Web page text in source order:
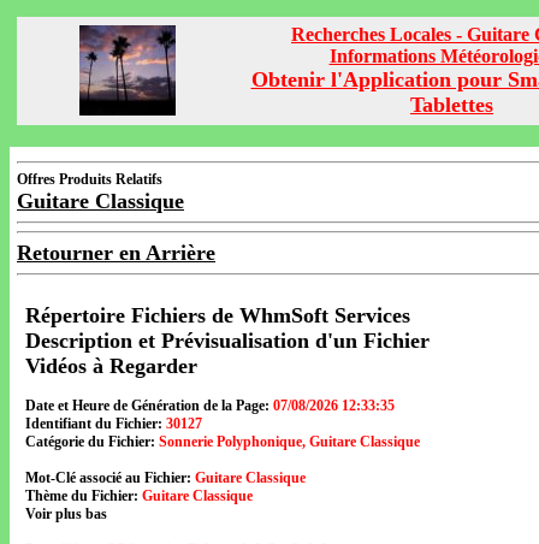
Recherches Locales - Guitare
Informations
Obtenir l'Application pour
Tablettes
Offres Produits Relatifs
Guitare Classique
Retourner en Arrière
Répertoire Fichiers de WhmSoft Services
Description et Prévisualisation d'un Fichier
Vidéos à Regarder
Date et Heure de Génération de la Page: 07/08/2026 12:33:35
Identifiant du Fichier: 30127
Catégorie du Fichier: Sonnerie Polyphonique, Guitare Classique
Mot-Clé associé au Fichier: Guitare Classique
Thème du Fichier: Guitare Classique
Voir plus bas